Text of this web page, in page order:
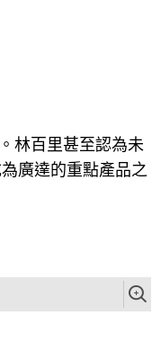
林百里甚至認為未
廣達的重點產品之